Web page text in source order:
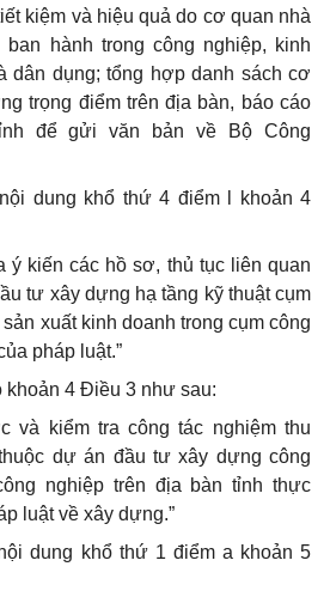
kiệm và hiệu quả do cơ quan nhà
hành trong công nghiệp, kinh
dân dụng; tổng hợp danh sách cơ
trọng điểm trên địa bàn, báo cáo
để gửi văn bản về Bộ Công
dung khổ thứ 4 điểm l khoản 4
ý kiến các hồ sơ, thủ tục liên quan
tư xây dựng hạ tầng kỹ thuật cụm
xuất kinh doanh trong cụm công
pháp luật.”
khoản 4 Điều 3 như sau:
và kiểm tra công tác nghiệm thu
dự án đầu tư xây dựng công
nghiệp trên địa bàn tỉnh thực
luật về xây dựng.”
dung khổ thứ 1 điểm a khoản 5